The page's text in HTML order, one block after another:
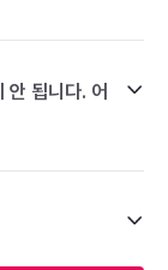
안 됩니다. 어